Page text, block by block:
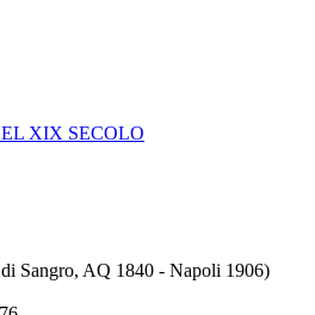
XIX SECOLO
Sangro, AQ 1840 - Napoli 1906)